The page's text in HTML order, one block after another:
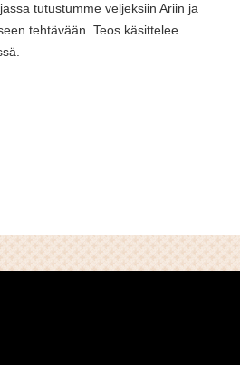
tutustumme veljeksiin Ariin ja
tehtävään. Teos käsittelee